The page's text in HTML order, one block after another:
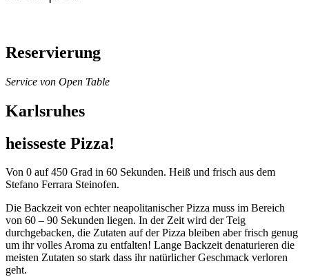
Reservierung
Service von Open Table
Karlsruhes
heisseste Pizza!
Von 0 auf 450 Grad in 60 Sekunden. Heiß und frisch aus dem
Stefano Ferrara Steinofen.
Die Backzeit von echter neapolitanischer Pizza muss im Bereich
von 60 – 90 Sekunden liegen. In der Zeit wird der Teig
durchgebacken, die Zutaten auf der Pizza bleiben aber frisch genug
um ihr volles Aroma zu entfalten! Lange Backzeit denaturieren die
meisten Zutaten so stark dass ihr natürlicher Geschmack verloren
geht.